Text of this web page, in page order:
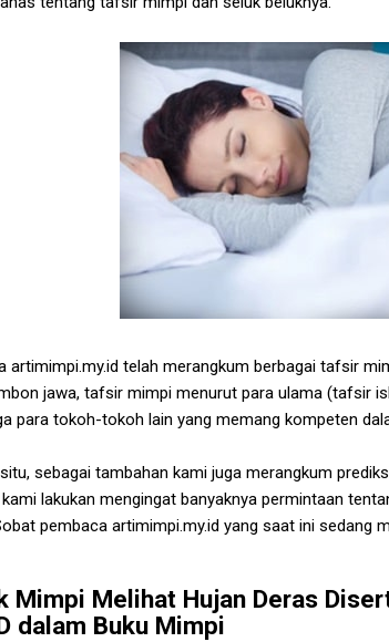
artimimpi.my.id telah merangkum berbagai tafsir
jawa, tafsir mimpi menurut para ulama (tafsir
para tokoh-tokoh lain yang memang kompeten
sebagai tambahan kami juga merangkum
lakukan mengingat banyaknya permintaan
pembaca artimimpi.my.id yang saat ini sedang
Mimpi Melihat Hujan Deras
dalam Buku Mimpi